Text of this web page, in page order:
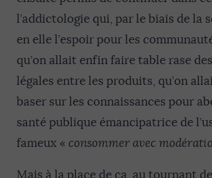
l’addictologie qui, par le biais de la
en elle l’espoir pour les
qu’on allait enfin faire table rase
légales entre les produits, qu’on
baser sur les connaissances pour
santé publique émancipatrice de
fameux « consommer avec
Mais à la place de ça, au tournant